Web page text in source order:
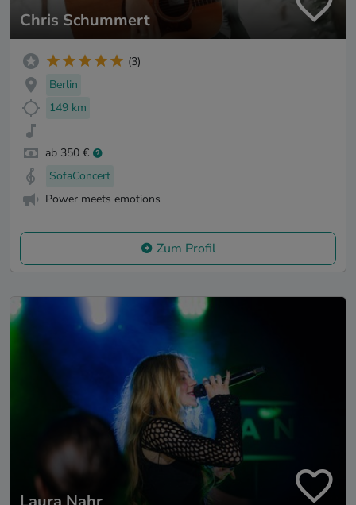
Chris Schummert
(3)
Berlin
149 km
ab 350 €
SofaConcert
Power meets emotions
Zum Profil